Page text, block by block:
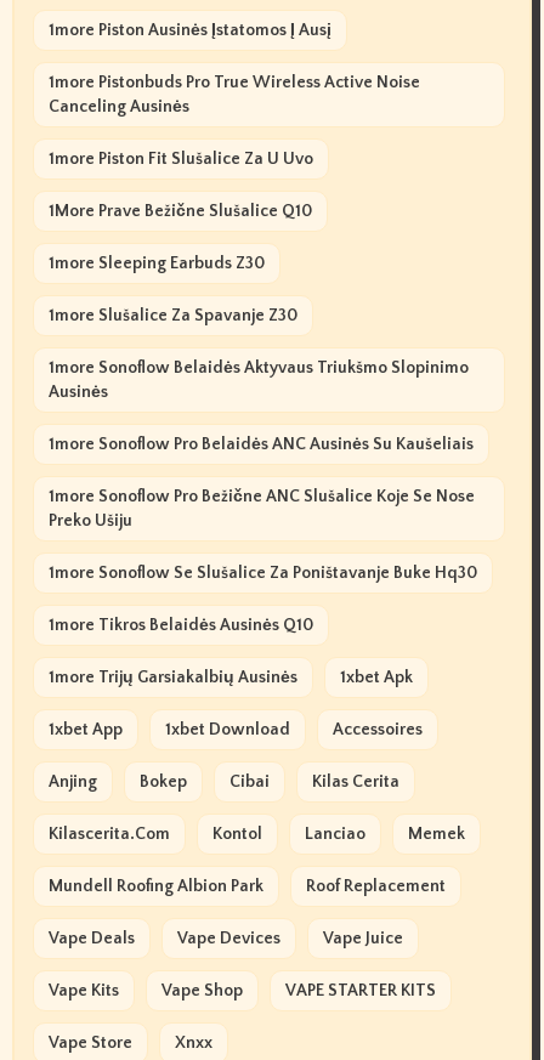
1more Piston Ausinės Įstatomos Į Ausį
1more Pistonbuds Pro True Wireless Active Noise
Canceling Ausinės
1more Piston Fit Slušalice Za U Uvo
1More Prave Bežične Slušalice Q10
1more Sleeping Earbuds Z30
1more Slušalice Za Spavanje Z30
1more Sonoflow Belaidės Aktyvaus Triukšmo Slopinimo
Ausinės
1more Sonoflow Pro Belaidės ANC Ausinės Su Kaušeliais
1more Sonoflow Pro Bežične ANC Slušalice Koje Se Nose
Preko Ušiju
1more Sonoflow Se Slušalice Za Poništavanje Buke Hq30
1more Tikros Belaidės Ausinės Q10
1more Trijų Garsiakalbių Ausinės 1xbet Apk
1xbet App 1xbet Download Accessoires
Anjing Bokep Cibai Kilas Cerita
Kilascerita.com Kontol Lanciao Memek
Mundell Roofing Albion Park Roof Replacement
Vape Deals Vape Devices Vape Juice
Vape Kits Vape Shop VAPE STARTER KITS
Vape Store Xnxx